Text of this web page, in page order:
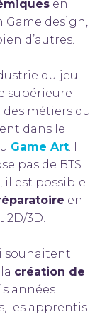
en
design,
d’autres.
du jeu
supérieure
métiers du
dans le
Game Art. Il
pas de BTS
il est possible
en
3D.
souhaitent
création de
années
les apprentis